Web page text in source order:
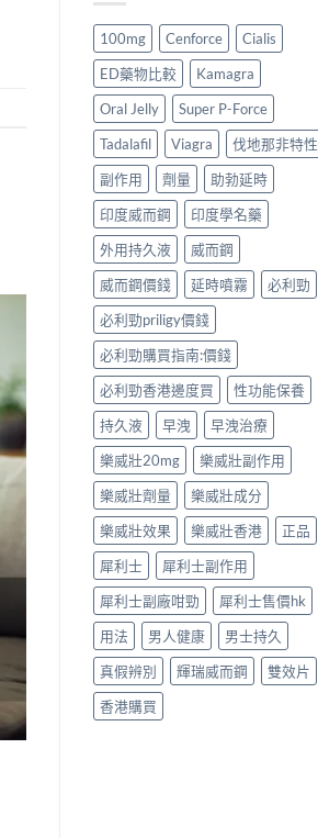
100mg Cenforce
Cialis
ED藥物比較
Kamagra
Oral Jelly
Super P-Force
Tadalafil
Viagra
伐地那非特性
副作用
劑量
助勃延時
印度威而鋼
印度學名藥
外用持久液
威而鋼
威而鋼價錢
延時噴霧
必利勁
必利勁priligy價錢
必利勁購買指南:價錢
必利勁香港邊度買
性功能保養
持久液
早洩
早洩治療
樂威壯20mg
樂威壯副作用
樂威壯劑量
樂威壯成分
樂威壯效果
樂威壯香港
正品
犀利士
犀利士副作用
犀利士副廠咁勁
犀利士售價hk
用法
男人健康
男士持久
真假辨別
輝瑞威而鋼
雙效片
香港購買